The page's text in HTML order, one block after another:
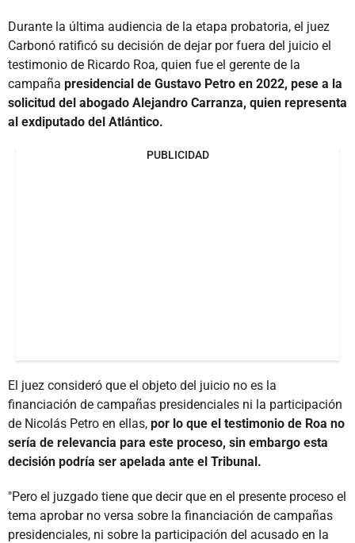
Durante la última audiencia de la etapa probatoria, el juez
Carbonó ratificó su decisión de dejar por fuera del juicio el
testimonio de Ricardo Roa, quien fue el gerente de la
campaña presidencial de Gustavo Petro en 2022, pese a la
solicitud del abogado Alejandro Carranza, quien representa
al exdiputado del Atlántico.
PUBLICIDAD
El juez consideró que el objeto del juicio no es la
financiación de campañas presidenciales ni la participación
de Nicolás Petro en ellas, por lo que el testimonio de Roa no
sería de relevancia para este proceso, sin embargo esta
decisión podría ser apelada ante el Tribunal.
"Pero el juzgado tiene que decir que en el presente proceso el
tema aprobar no versa sobre la financiación de campañas
presidenciales, ni sobre la participación del acusado en la